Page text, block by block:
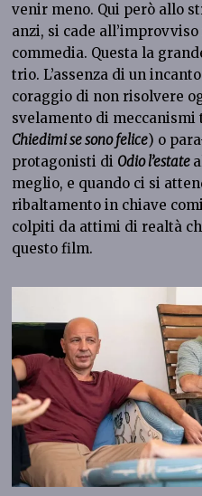
venir meno. Qui però allo
anzi, si cade
commedia. Questa la
trio. L’assenza di un
coraggio di non risolvere
svelamento di
Chiedimi se sono felice) o
protagonisti di Odio l’estate
meglio, e quando ci si
ribaltamento in chiave
colpiti da attimi di realtà
questo film.